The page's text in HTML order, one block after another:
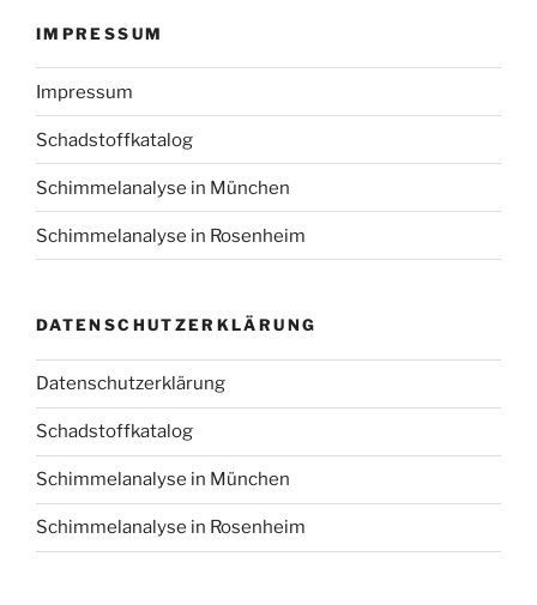
IMPRESSUM
Impressum
Schadstoffkatalog
Schimmelanalyse in München
Schimmelanalyse in Rosenheim
DATENSCHUTZERKLÄRUNG
Datenschutzerklärung
Schadstoffkatalog
Schimmelanalyse in München
Schimmelanalyse in Rosenheim